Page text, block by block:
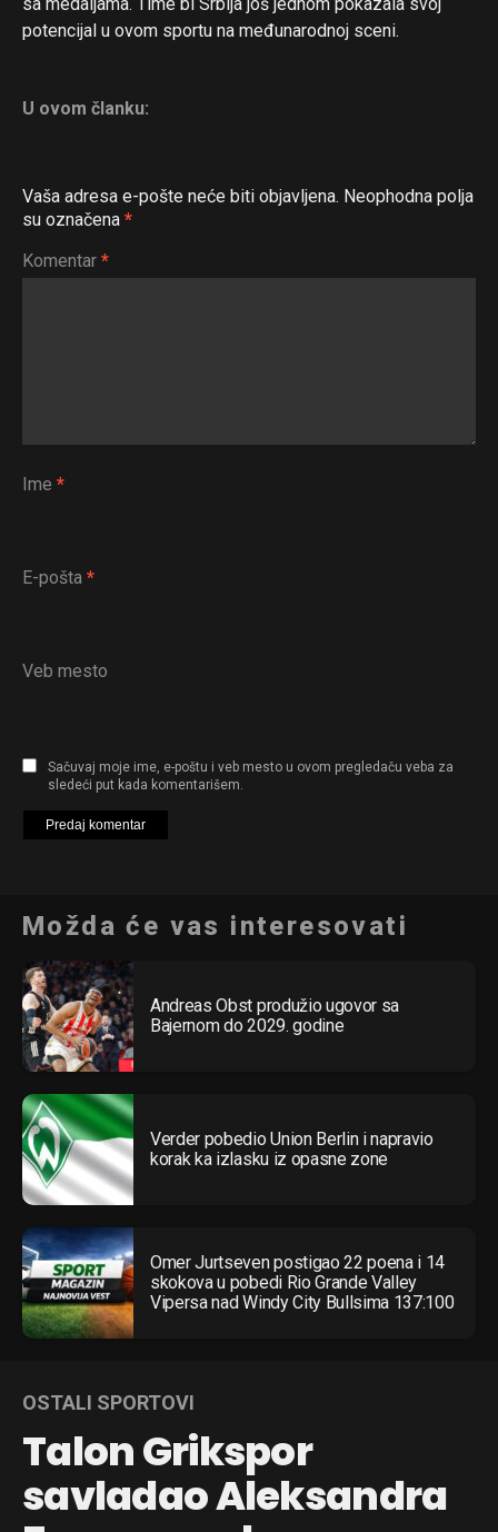
potencijal u ovom sportu na međunarodnoj sceni.
U ovom članku:
Vaša adresa e-pošte neće biti objavljena. Neophodna polja
su označena *
Komentar *
Ime *
E-pošta *
Veb mesto
Sačuvaj moje ime, e-poštu i veb mesto u ovom pregledaču veba za
sledeći put kada komentarišem.
Možda će vas interesovati
Andreas Obst produžio ugovor sa
Bajernom do 2029. godine
Verder pobedio Union Berlin i napravio
korak ka izlasku iz opasne zone
Omer Jurtseven postigao 22 poena i 14
skokova u pobedi Rio Grande Valley
Vipersa nad Windy City Bullsima 137:100
OSTALI SPORTOVI
Talon Grikspor
savladao Aleksandra
Flipboard